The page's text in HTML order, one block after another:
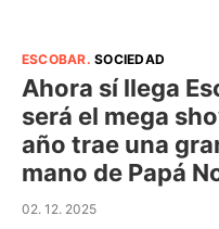
ESCOBAR.SOCIEDAD
Ahora sí llega
será el mega
año trae una
mano de Papá
02. 12. 2025